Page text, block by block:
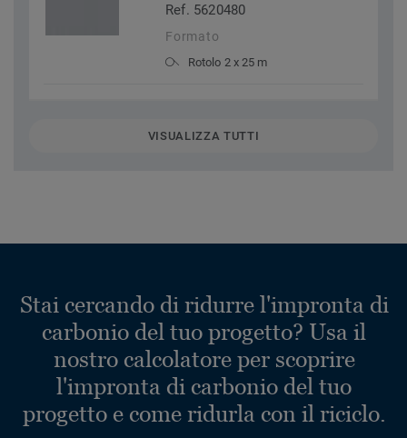
Ref. 5620480
Formato
Rotolo 2 x 25 m
VISUALIZZA TUTTI
Stai cercando di ridurre l'impronta di
carbonio del tuo progetto? Usa il
nostro calcolatore per scoprire
l'impronta di carbonio del tuo
progetto e come ridurla con il riciclo.